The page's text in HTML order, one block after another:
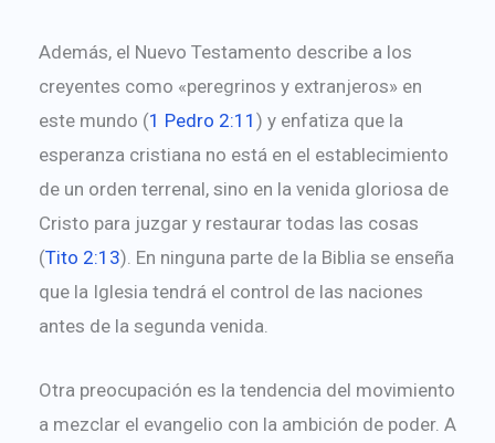
Además, el Nuevo Testamento describe a los
creyentes como «peregrinos y extranjeros» en
este mundo (1 Pedro 2:11 ) y enfatiza que la
esperanza cristiana no está en el establecimiento
de un orden terrenal, sino en la venida gloriosa de
Cristo para juzgar y restaurar todas las cosas
(Tito 2:13). En ninguna parte de la Biblia se enseña
que la Iglesia tendrá el control de las naciones
antes de la segunda venida.
Otra preocupación es la tendencia del movimiento
a mezclar el evangelio con la ambición de poder. A